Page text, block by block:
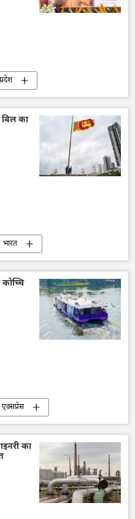
का
भारत
विरोधी कानून
कोच्चि
राजनीति
का